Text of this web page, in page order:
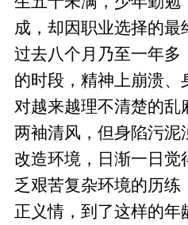
成，却因职业选择的最
过去八个月乃至一年多
的时段，精神上崩溃、
对越来越理不清楚的乱
两袖清风，但身陷污泥
改造环境，日渐一日觉
乏艰苦复杂环境的历练
正义情，到了这样的年